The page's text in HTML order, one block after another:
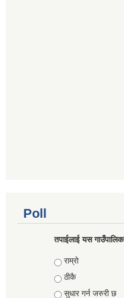
Poll
तपाईलाई यस
Choices
राम्राे
ठीकै
सुधार गर्न जरुरी छ